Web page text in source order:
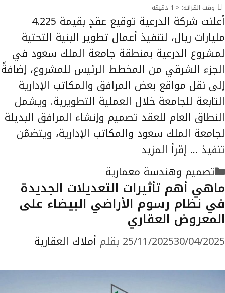
وقت القرائه: < 1 دقيقة
أعلنت شركة الدرعية توقيع عقدٍ بقيمة 4.225
مليارات ريال، لتنفيذ أعمال تطوير البنية التحتية
لمشروع الدرعية بمنطقة جامعة الملك سعود في
الجزء الشرقي من المخطط الرئيس للمشروع، إضافةً
إلى نقل مواقع بعض المرافق والمكاتب الإدارية
التابعة للجامعة خلال العملية التطويرية. ويشمل
النطاق العام للعقد تصميم وإنشاء المرافق البديلة
لجامعة الملك سعود والمكاتب الإدارية، ويتضمّن
تنفيذ … إقرأ المزيد
التصنيفات
تصميم وهندسة معمارية
ماهي أهم تأثيرات التعديلات الجديدة
في نظام رسوم الأراضي البيضاء على
المعروض العقاري
25/11/202530/04/2025 بقلم أملاك العقارية